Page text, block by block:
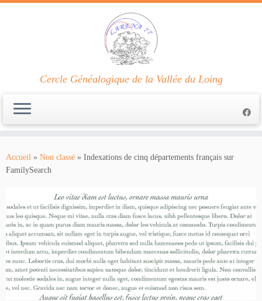
contenu
Cercle Généalogique de la Vallée du Loing
Accueil » Non classé » Indexations de cinq départements français sur
FamilySearch